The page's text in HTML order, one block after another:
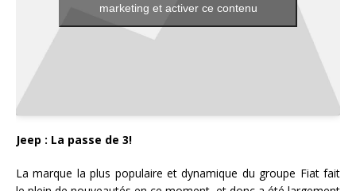
marketing et activer ce contenu
Jeep : La passe de 3!
La marque la plus populaire et dynamique du groupe Fiat fait